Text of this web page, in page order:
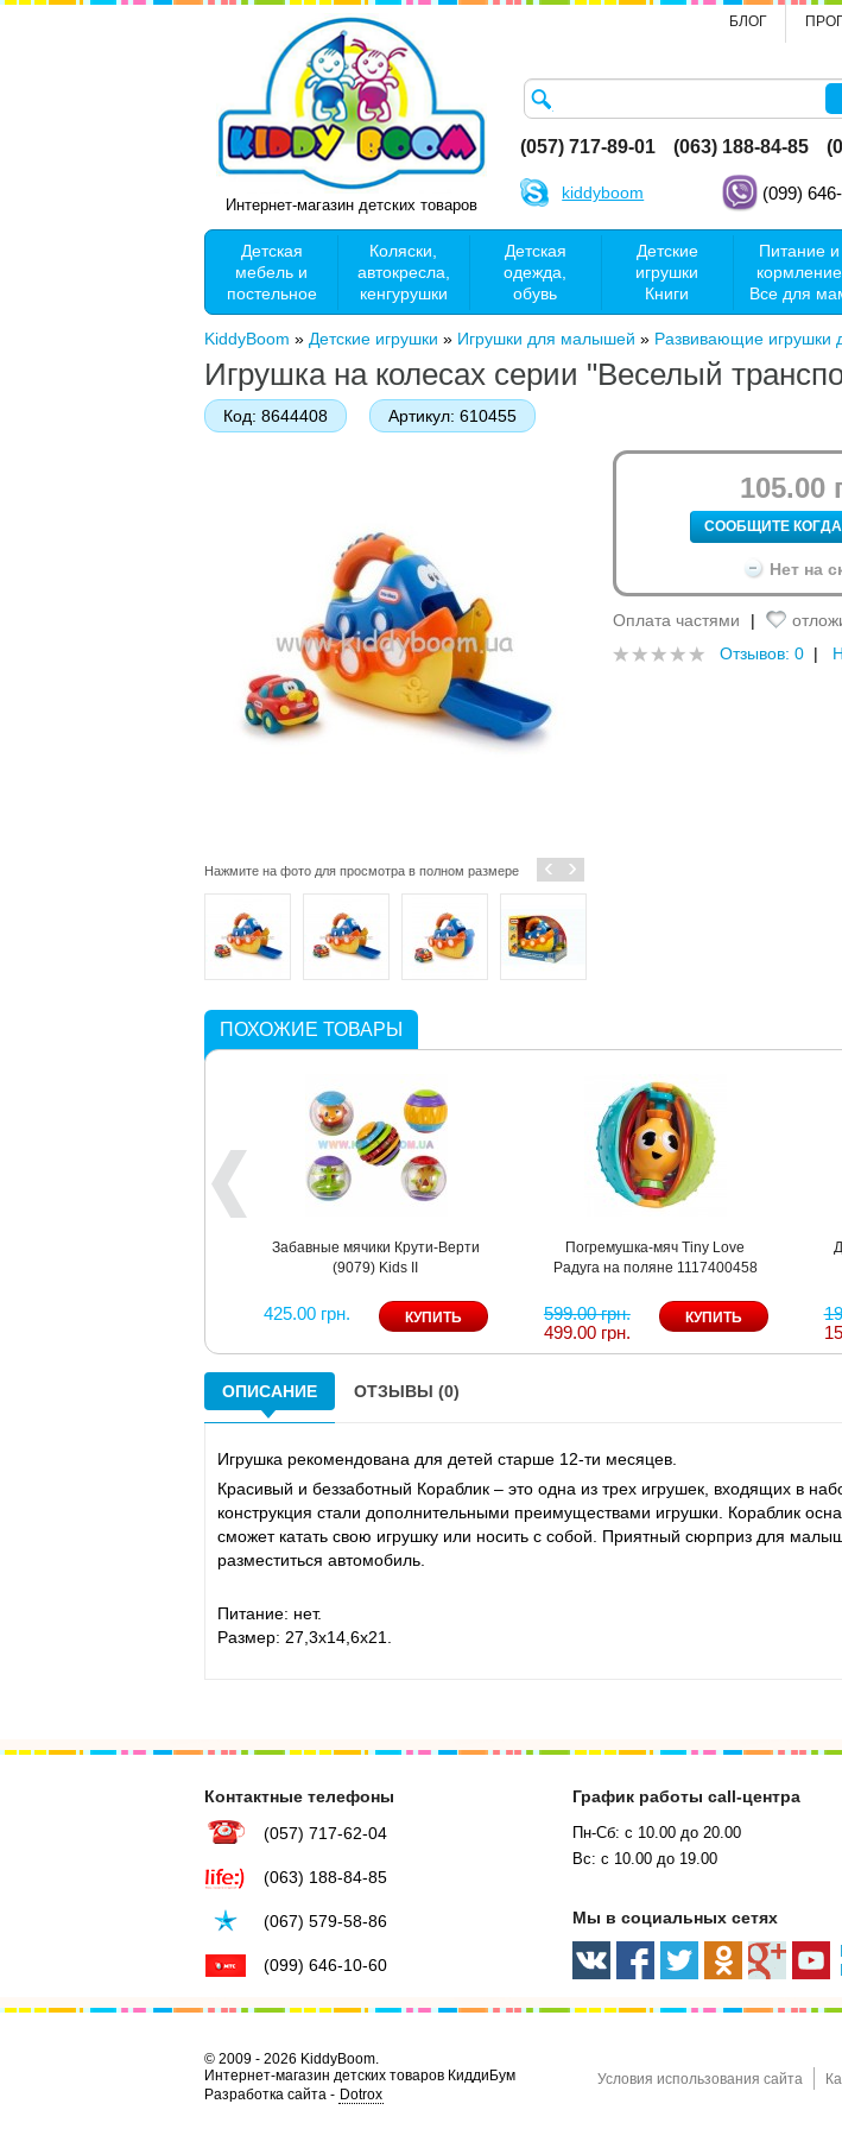
БЛОГ
Интернет-магазин детских товаров
(057) 717-89-01 (063) 188-84-85
kiddyboom (099)
Детская
мебель и
постельное
Коляски,
автокресла,
кенгурушки
Детская
одежда,
обувь
Детские
игрушки
Книги
Питание и
кормление
Все для
KiddyBoom » Детские игрушки » Игрушки для малышей » Развивающие игрушки
Игрушка на колесах серии "Веселый
Код: 8644408 Артикул: 610455
Нажмите на фото для просмотра в полном размере ‹ ›
105.00
СООБЩИТЕ
Нет на
Оплата частями |
Отзывов: 0 |
ПОХОЖИЕ ТОВАРЫ
Забавные мячики Крути-Верти
(9079) Kids II
425.00 грн.
Погремушка-мяч Tiny Love
Радуга на поляне 1117400458
599.00 грн.
499.00 грн.
ОПИСАНИЕ ОТЗЫВЫ (0)
Игрушка рекомендована для детей старше 12-ти месяцев.
Красивый и беззаботный Кораблик – это одна из трех игрушек, входящих в
конструкция стали дополнительными преимуществами игрушки. Кораблик
сможет катать свою игрушку или носить с собой. Приятный сюрприз для
разместиться автомобиль.
Питание: нет.
Размер: 27,3х14,6х21.
Контактные телефоны
(057) 717-62-04
(063) 188-84-85
(067) 579-58-86
(099) 646-10-60
График работы call-центра
Пн-Сб: с 10.00 до 20.00
Вс: с 10.00 до 19.00
Мы в социальных сетях
© 2009 - 2026 KiddyBoom.
Интернет-магазин детских товаров КиддиБум
Разработка сайта - Dotrox
Условия использования сайта